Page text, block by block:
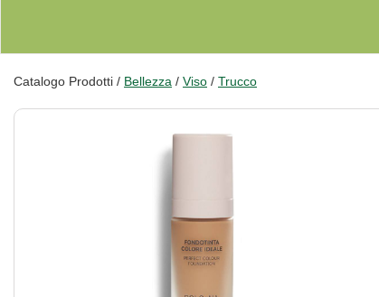
Catalogo Prodotti / Bellezza / Viso / Trucco